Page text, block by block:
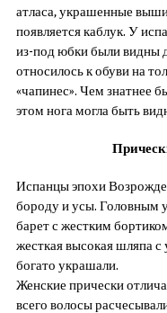
атласа, украшенные
появляется каблук. У
из-под юбки были видны
относилось к обуви на
«чапинес». Чем знатнее
этом нога могла быть
Испанцы эпохи
бороду и усы. Головным
барет с жестким
жесткая высокая шляпа
богато украшали.
Женские прически
всего волосы